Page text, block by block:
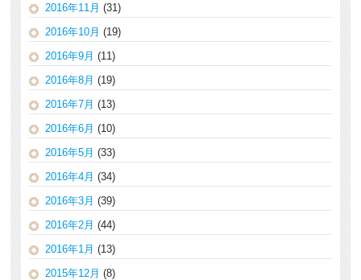
2016年11月 (31)
2016年10月 (19)
2016年9月 (11)
2016年8月 (19)
2016年7月 (13)
2016年6月 (10)
2016年5月 (33)
2016年4月 (34)
2016年3月 (39)
2016年2月 (44)
2016年1月 (13)
2015年12月 (8)